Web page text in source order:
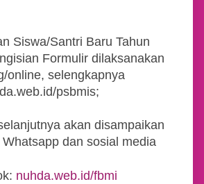
Siswa/Santri Baru Tahun
Formulir dilaksanakan
online, selengkapnya
psbmis;
akan disampaikan
dan sosial media
nuhda.web.id/fbmi